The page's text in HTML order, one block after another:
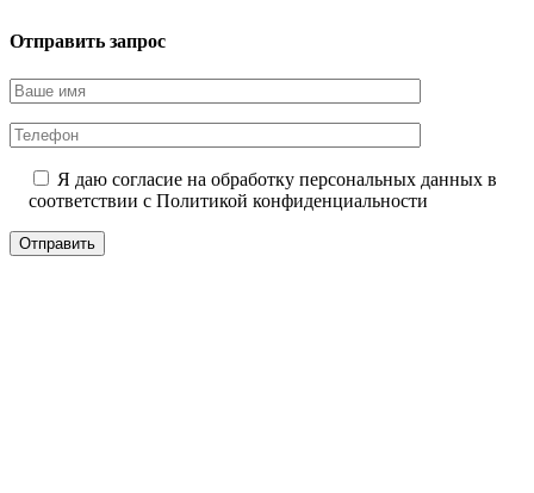
Отправить запрос
Я даю согласие на обработку персональных данных в
соответствии с Политикой конфиденциальности